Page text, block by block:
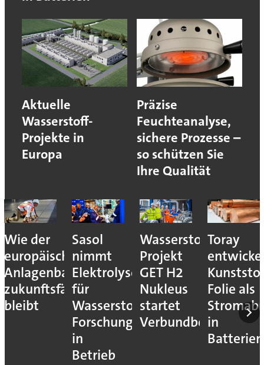
Aktuelle
Wasserstoff-
Projekte in
Europa
Präzise
Feuchteanalyse,
sichere Prozesse –
so schützen Sie
Ihre Qualität
Wie der
europäische
Anlagenbau
zukunftsfähig
bleibt
Sasol
nimmt
Elektrolyseur
für
Wasserstoff-
Forschung
in
Betrieb
Wasserstoff-
Projekt
GET H2
Nukleus
startet
Verbundbetrieb
Toray
Folie als
in
Batterien